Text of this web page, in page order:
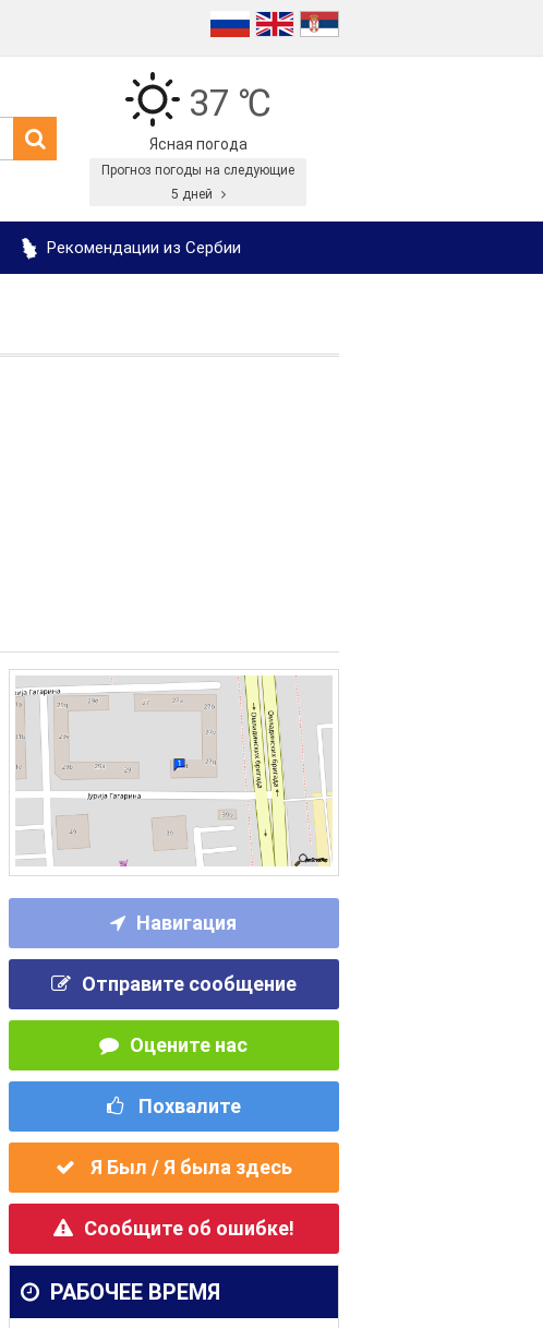
37 ℃
Ясная погода
Прогноз погоды на следующие
5 дней
Рекомендации из Сербии
Навигация
Отправите сообщение
Оцените нас
Похвалите
Я Был / Я была здесь
Сообщите об ошибке!
РАБОЧЕЕ ВРЕМЯ